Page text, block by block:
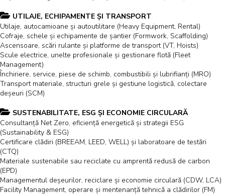
UTILAJE, ECHIPAMENTE ȘI TRANSPORT
Utilaje, autocamioane și autoutilitare (Heavy Equipment, Rental)
Cofraje, schele și echipamente de șantier (Formwork, Scaffolding)
Ascensoare, scări rulante și platforme de transport (VT, Hoists)
Scule electrice, unelte profesionale și gestionare flotă (Fleet
Management)
Închiriere, service, piese de schimb, combustibili și lubrifianți (MRO)
Transport materiale, structuri grele și gestiune logistică, colectare
deșeuri (SCM)
SUSTENABILITATE, ESG ȘI ECONOMIE CIRCULARĂ
Consultanță Net Zero, eficiență energetică și strategii ESG
(Sustainability & ESG)
Certificare clădiri (BREEAM, LEED, WELL) și laboratoare de testări
(CTQ)
Materiale sustenabile sau reciclate cu amprentă redusă de carbon
(EPD)
Managementul deșeurilor, reciclare și economie circulară (CDW, LCA)
Facility Management, operare și mentenanță tehnică a clădirilor (FM)